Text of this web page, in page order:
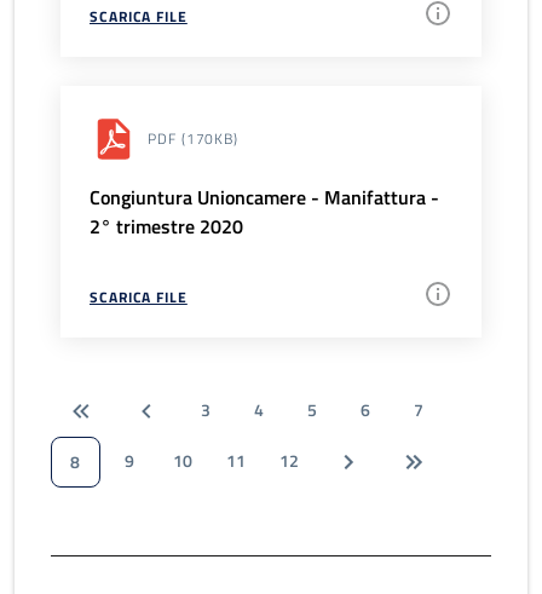
SCARICA FILE
PDF (170KB)
Congiuntura Unioncamere - Manifattura -
2° trimestre 2020
SCARICA FILE
3 4 5 6
7
8
9 10 11 12